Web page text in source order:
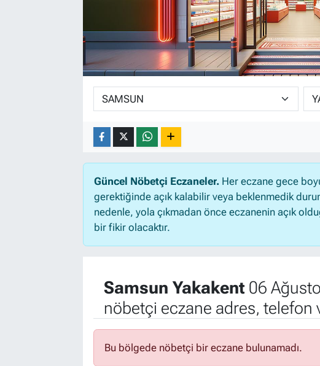
Güncel Nöbetçi Eczaneler.Her eczane gece
gerektiğinde açık kalabilir veya beklenmedik
nedenle, yola çıkmadan önce eczanenin açık
bir fikir olacaktır.
Samsun Yakakent 06
nöbetçi eczane adres, telefon
Bu bölgede nöbetçi bir eczane bulunamadı.